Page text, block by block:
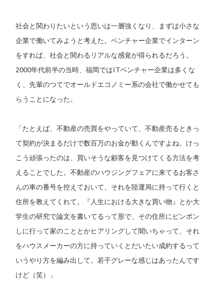
社会と関わりたいという思いは一層強くなり、まずは小さな
企業で働いてみようと考えた。ベンチャー企業でインターン
をすれば、社会と関わるリアルな感覚が得られるだろう。
2000年代前半の当時、福岡ではITベンチャー企業は多くな
く、先輩のつてでオールドエコノミー系の会社で働かせても
らうことになった。
「たとえば、不動産の売買をやっていて、不動産売るときっ
て契約が決まるだけで数百万のお金が動くんですよね。けっ
こう頑張ったのは、買いそうな顧客を見つけてくる方法を考
えることでした。不動産のハウジングフェアに来てるお客さ
んの車の番号を控えておいて、それを陸運局に持って行くと
住所を教えてくれて。『人生における大きな買い物』とか大
学生の研究で論文を書いてるって形で、その住所にピンポン
しに行って家のこととかヒアリングして聞いちゃって、それ
をハウスメーカーの方に持っていくとだいたい成約するって
いうやり方を編み出して。若干グレーな感じはあったんです
けど（笑）」